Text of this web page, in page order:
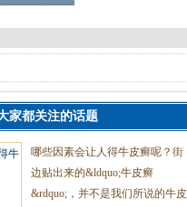
家都关注的话题
哪些因素会让人得牛皮癣呢？街
边贴出来的&ldquo;牛皮癣
&rdquo;，并不是我们所说的牛皮